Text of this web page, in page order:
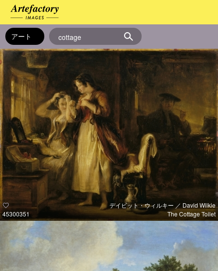
45300351
デイビット・ウィルキー ／ David Wilkie
The Cottage Toilet